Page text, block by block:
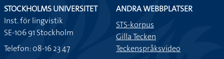
STOCKHOLMS UNIVERSITET
Inst. för lingvistik
SE-106 91 Stockholm
Telefon: 08-16 23 47
ANDRA WEBBPLATSER
STS-korpus
Gilla Tecken
Teckenspråksvideo